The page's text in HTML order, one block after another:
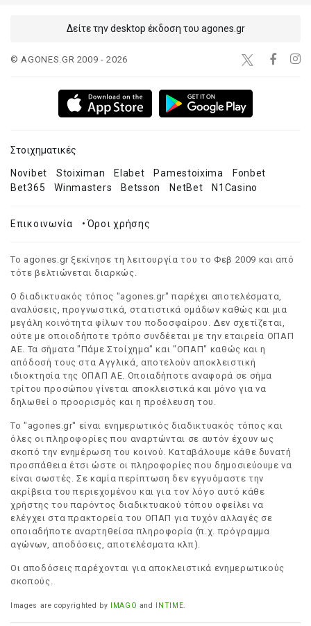
Δείτε την desktop έκδοση του agones.gr
© AGONES.GR 2009 - 2026
Στοιχηματικές
Novibet Stoiximan Elabet Pamestoixima
Fonbet
Bet365
Winmasters Betsson NetBet N1Casino
Επικοινωνία •Όροι χρήσης
Το agones.gr ξεκίνησε τη λειτουργία του το Φεβ 2009 και από
τότε βελτιώνεται διαρκώς.
Ο διαδικτυακός τόπος "agones.gr" παρέχει αποτελέσματα,
αναλύσεις, προγνωστικά, στατιστικά ομάδων καθώς και μια
μεγάλη κοινότητα φίλων του ποδοσφαίρου. Δεν σχετίζεται,
ούτε με οποιοδήποτε τρόπο συνδέεται με την εταιρεία ΟΠΑΠ
ΑΕ. Τα σήματα "Πάμε Στοίχημα" και "ΟΠΑΠ" καθώς και η
απόδοσή τους στα Αγγλικά, αποτελούν αποκλειστική
ιδιοκτησία της ΟΠΑΠ ΑΕ. Οποιαδήποτε αναφορά σε σήμα
τρίτου προσώπου γίνεται αποκλειστικά και μόνο για να
δηλωθεί ο προορισμός και η προέλευση του.
Το "agones.gr" είναι ενημερωτικός διαδικτυακός τόπος και
όλες οι πληροφορίες που αναρτώνται σε αυτόν έχουν ως
σκοπό την ενημέρωση του κοινού. Καταβάλουμε κάθε δυνατή
προσπάθεια έτσι ώστε οι πληροφορίες που δημοσιεύουμε να
είναι σωστές. Σε καμία περίπτωση δεν εγγυόμαστε την
ακρίβεια του περιεχομένου και για τον λόγο αυτό κάθε
χρήστης του παρόντος διαδικτυακού τόπου οφείλει να
ελέγχει στα πρακτορεία του ΟΠΑΠ για τυχόν αλλαγές σε
οποιαδήποτε αναρτηθείσα πληροφορία (π.χ. πρόγραμμα
αγώνων, αποδόσεις, αποτελέσματα κλπ).
Οι αποδόσεις παρέχονται για αποκλειστικά ενημερωτικούς
σκοπούς.
Images are copyrighted by IMAGO and INTIME.